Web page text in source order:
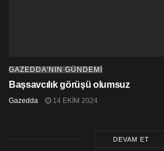
GAZEDDA'NIN GÜNDEMİ
Başsavcılık görüşü olumsuz
Gazedda 14 EKIM 2024
DEVAM ET